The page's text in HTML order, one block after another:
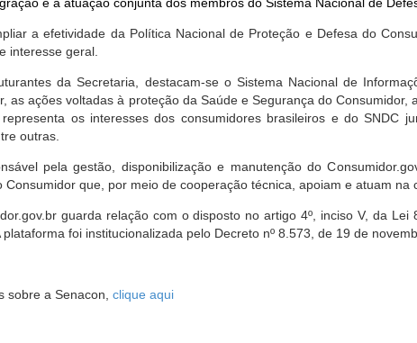
a efetividade da Política Nacional de Proteção e Defesa do
interesse geral.
da Secretaria, destacam-se o Sistema Nacional de
as ações voltadas à proteção da Saúde e Segurança do
os interesses dos consumidores brasileiros e do SNDC
outras.
pela gestão, disponibilização e manutenção do
Consumidor que, por meio de cooperação técnica, apoiam e atuam na
guarda relação com o disposto no artigo 4º, inciso V, da
foi institucionalizada pelo Decreto nº 8.573, de 19 de
sobre a Senacon, clique aqui